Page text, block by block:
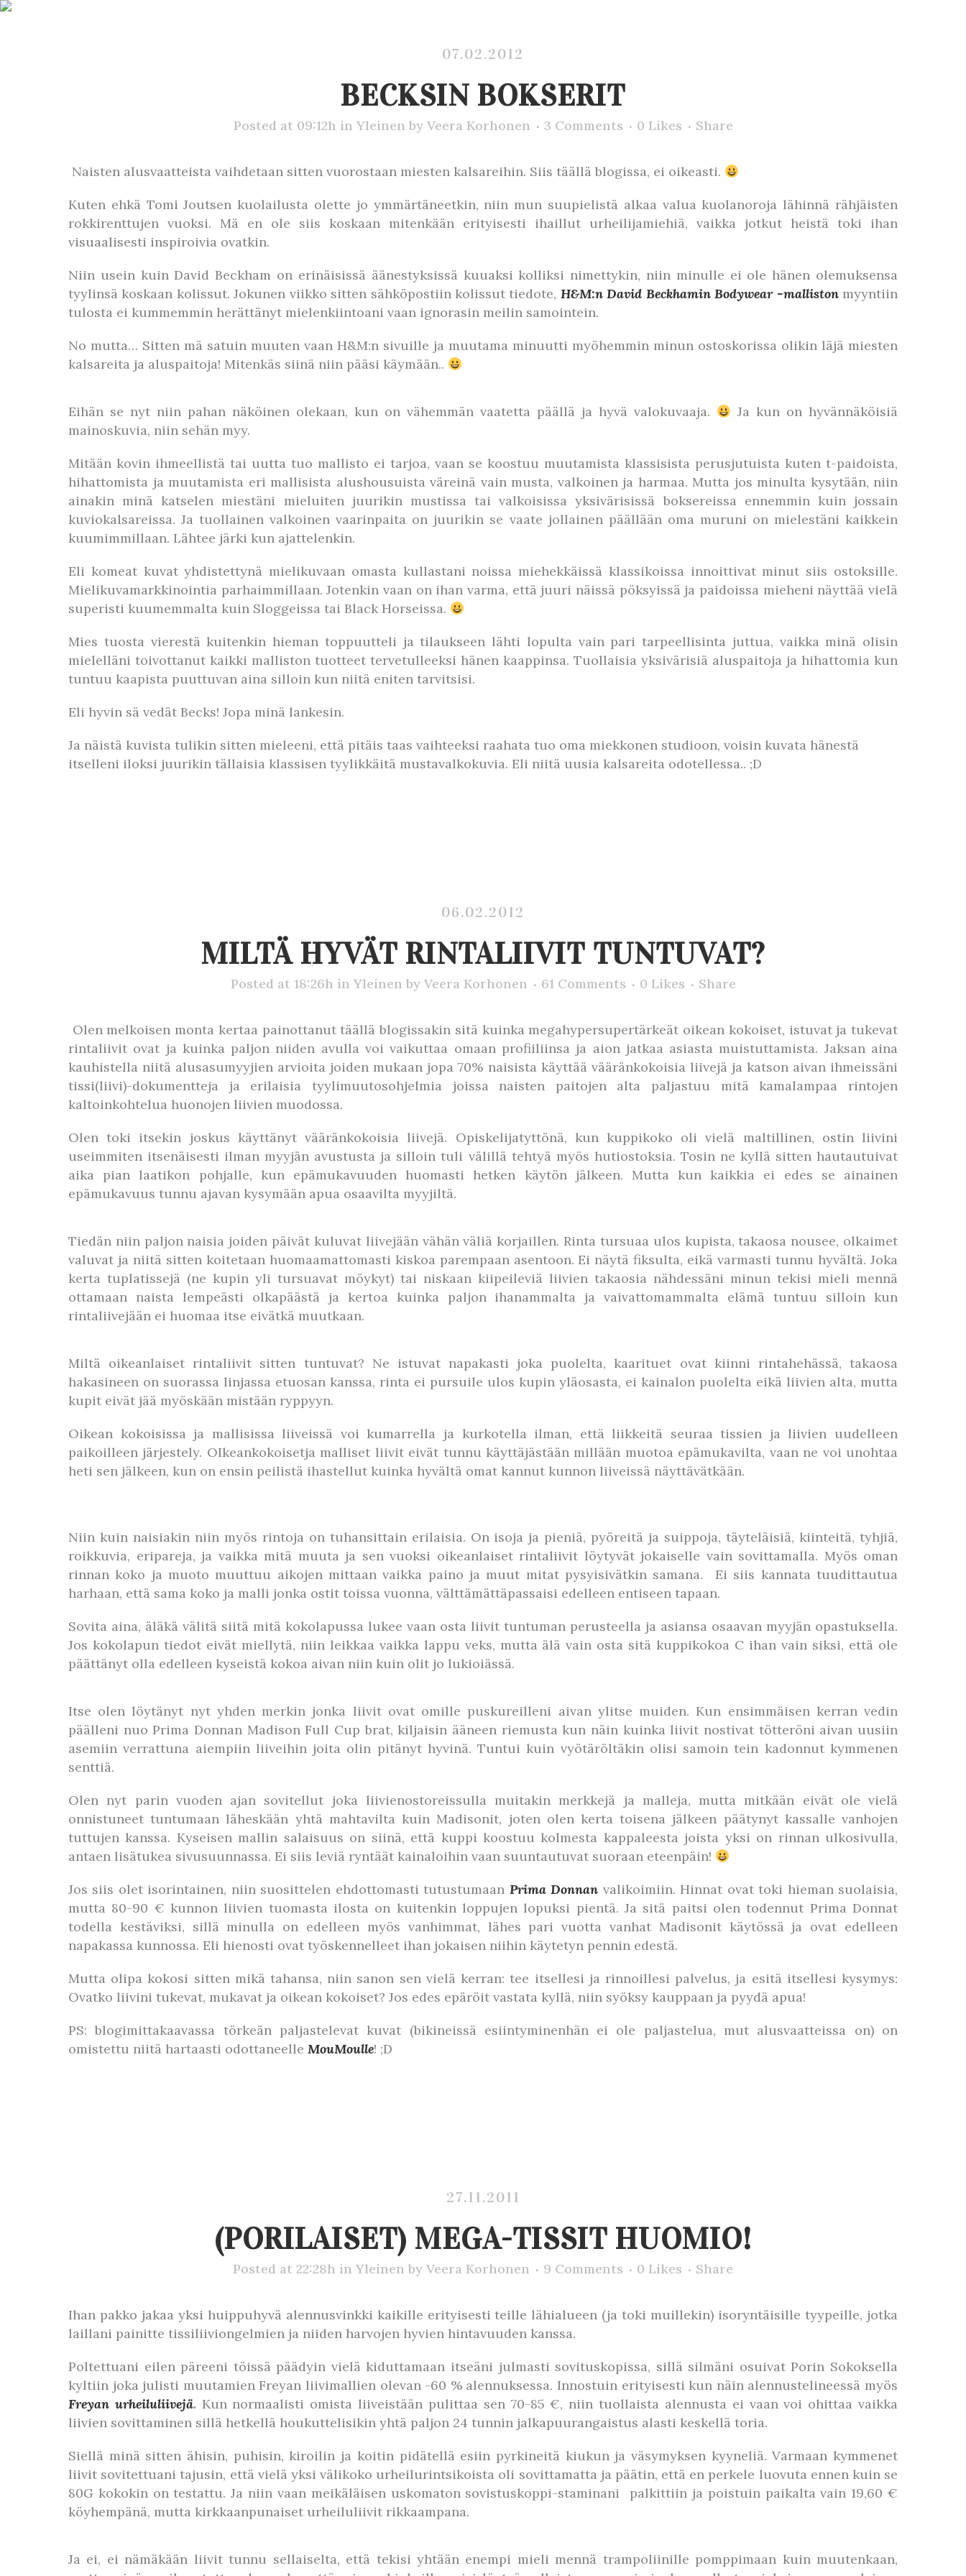
07.02.2012
BECKSIN BOKSERIT
Posted at 09:12h in Yleinen by Veera Korhonen 3 Comments 0 Likes Share
Naisten alusvaatteista vaihdetaan sitten vuorostaan miesten kalsareihin. Siis täällä blogissa, ei oikeasti.
Kuten ehkä Tomi Joutsen kuolailusta olette jo ymmärtäneetkin, niin mun suupielistä alkaa valua kuolanoroja lähinnä rähjäisten
rokkirenttujen vuoksi. Mä en ole siis koskaan mitenkään erityisesti ihaillut urheilijamiehiä, vaikka jotkut heistä toki ihan
visuaalisesti inspiroivia ovatkin.
Niin usein kuin David Beckham on erinäisissä äänestyksissä kuuaksi kolliksi nimettykin, niin minulle ei ole hänen olemuksensa
tyylinsä koskaan kolissut. Jokunen viikko sitten sähköpostiin kolissut tiedote, H&M:n David Beckhamin Bodywear -mallistonmyyntiin
tulosta ei kummemmin herättänyt mielenkiintoani vaan ignorasin meilin samointein.
No mutta… Sitten mä satuin muuten vaan H&M:n sivuille ja muutama minuutti myöhemmin minun ostoskorissa olikin läjä miesten
kalsareita ja aluspaitoja! Mitenkäs siinä niin pääsi käymään..
Eihän se nyt niin pahan näköinen olekaan, kun on vähemmän vaatetta päällä ja hyvä valokuvaaja.
Ja kun on hyvännäköisiä
mainoskuvia, niin sehän myy.
Mitään kovin ihmeellistä tai uutta tuo mallisto ei tarjoa, vaan se koostuu muutamista klassisista perusjutuista kuten t-paidoista,
hihattomista ja muutamista eri mallisista alushousuista väreinä vain musta, valkoinen ja harmaa. Mutta jos minulta kysytään, niin
ainakin minä katselen miestäni mieluiten juurikin mustissa tai valkoisissa yksivärisissä boksereissa ennemmin kuin jossain
kuviokalsareissa. Ja tuollainen valkoinen vaarinpaita on juurikin se vaate jollainen päällään oma muruni on mielestäni kaikkein
kuumimmillaan. Lähtee järki kun ajattelenkin.
Eli komeat kuvat yhdistettynä mielikuvaan omasta kullastani noissa miehekkäissä klassikoissa innoittivat minut siis ostoksille.
Mielikuvamarkkinointia parhaimmillaan. Jotenkin vaan on ihan varma, että juuri näissä pöksyissä ja paidoissa mieheni näyttää vielä
superisti kuumemmalta kuin Sloggeissa tai Black Horseissa.
Mies tuosta vierestä kuitenkin hieman toppuutteli ja tilaukseen lähti lopulta vain pari tarpeellisinta juttua, vaikka minä olisin
mielelläni toivottanut kaikki malliston tuotteet tervetulleeksi hänen kaappinsa. Tuollaisia yksivärisiä aluspaitoja ja hihattomia kun
tuntuu kaapista puuttuvan aina silloin kun niitä eniten tarvitsisi.
Eli hyvin sä vedät Becks! Jopa minä lankesin.
Ja näistä kuvista tulikin sitten mieleeni, että pitäis taas vaihteeksi raahata tuo oma miekkonen studioon, voisin kuvata hänestä
itselleni iloksi juurikin tällaisia klassisen tyylikkäitä mustavalkokuvia. Eli niitä uusia kalsareita odotellessa.. ;D
06.02.2012
MILTÄ HYVÄT RINTALIIVIT TUNTUVAT?
Posted at 18:26h in Yleinen by Veera Korhonen 61 Comments 0 Likes Share
Olen melkoisen monta kertaa painottanut täällä blogissakin sitä kuinka megahypersupertärkeät oikean kokoiset, istuvat ja tukevat
rintaliivit ovat ja kuinka paljon niiden avulla voi vaikuttaa omaan profiiliinsa ja aion jatkaa asiasta muistuttamista. Jaksan aina
kauhistella niitä alusasumyyjien arvioita joiden mukaan jopa 70% naisista käyttää vääränkokoisia liivejä ja katson aivan ihmeissäni
tissi(liivi)-dokumentteja ja erilaisia tyylimuutosohjelmia joissa naisten paitojen alta paljastuu mitä kamalampaa rintojen
kaltoinkohtelua huonojen liivien muodossa.
Olen toki itsekin joskus käyttänyt vääränkokoisia liivejä. Opiskelijatyttönä, kun kuppikoko oli vielä maltillinen, ostin liivini
useimmiten itsenäisesti ilman myyjän avustusta ja silloin tuli välillä tehtyä myös hutiostoksia. Tosin ne kyllä sitten hautautuivat
aika pian laatikon pohjalle, kun epämukavuuden huomasti hetken käytön jälkeen. Mutta kun kaikkia ei edes se ainainen
epämukavuus tunnu ajavan kysymään apua osaavilta myyjiltä.
Tiedän niin paljon naisia joiden päivät kuluvat liivejään vähän väliä korjaillen. Rinta tursuaa ulos kupista, takaosa nousee, olkaimet
valuvat ja niitä sitten koitetaan huomaamattomasti kiskoa parempaan asentoon. Ei näytä fiksulta, eikä varmasti tunnu hyvältä. Joka
kerta tuplatissejä (ne kupin yli tursuavat möykyt) tai niskaan kiipeileviä liivien takaosia nähdessäni minun tekisi mieli mennä
ottamaan naista lempeästi olkapäästä ja kertoa kuinka paljon ihanammalta ja vaivattomammalta elämä tuntuu silloin kun
rintaliivejään ei huomaa itse eivätkä muutkaan.
Miltä oikeanlaiset rintaliivit sitten tuntuvat? Ne istuvat napakasti joka puolelta, kaarituet ovat kiinni rintahehässä, takaosa
hakasineen on suorassa linjassa etuosan kanssa, rinta ei pursuile ulos kupin yläosasta, ei kainalon puolelta eikä liivien alta, mutta
kupit eivät jää myöskään mistään ryppyyn.
Oikean kokoisissa ja mallisissa liiveissä voi kumarrella ja kurkotella ilman, että liikkeitä seuraa tissien ja liivien uudelleen
paikoilleen järjestely. OIkeankokoisetja malliset liivit eivät tunnu käyttäjästään millään muotoa epämukavilta, vaan ne voi unohtaa
heti sen jälkeen, kun on ensin peilistä ihastellut kuinka hyvältä omat kannut kunnon liiveissä näyttävätkään.
Niin kuin naisiakin niin myös rintoja on tuhansittain erilaisia. On isoja ja pieniä, pyöreitä ja suippoja, täyteläisiä, kiinteitä, tyhjiä,
roikkuvia, eripareja, ja vaikka mitä muuta ja sen vuoksi oikeanlaiset rintaliivit löytyvät jokaiselle vain sovittamalla. Myös oman
rinnan koko ja muoto muuttuu aikojen mittaan vaikka paino ja muut mitat pysyisivätkin samana. Ei siis kannata tuudittautua
harhaan, että sama koko ja malli jonka ostit toissa vuonna, välttämättäpassaisi edelleen entiseen tapaan.
Sovita aina, äläkä välitä siitä mitä kokolapussa lukee vaan osta liivit tuntuman perusteella ja asiansa osaavan myyjän opastuksella.
Jos kokolapun tiedot eivät miellytä, niin leikkaa vaikka lappu veks, mutta älä vain osta sitä kuppikokoa C ihan vain siksi, että ole
päättänyt olla edelleen kyseistä kokoa aivan niin kuin olit jo lukioiässä.
Itse olen löytänyt nyt yhden merkin jonka liivit ovat omille puskureilleni aivan ylitse muiden. Kun ensimmäisen kerran vedin
päälleni nuo Prima Donnan Madison Full Cup brat, kiljaisin ääneen riemusta kun näin kuinka liivit nostivat tötteröni aivan uusiin
asemiin verrattuna aiempiin liiveihin joita olin pitänyt hyvinä. Tuntui kuin vyötäröltäkin olisi samoin tein kadonnut kymmenen
senttiä.
Olen nyt parin vuoden ajan sovitellut joka liivienostoreissulla muitakin merkkejä ja malleja, mutta mitkään eivät ole vielä
onnistuneet tuntumaan läheskään yhtä mahtavilta kuin Madisonit, joten olen kerta toisena jälkeen päätynyt kassalle vanhojen
tuttujen kanssa. Kyseisen mallin salaisuus on siinä, että kuppi koostuu kolmesta kappaleesta joista yksi on rinnan ulkosivulla,
antaen lisätukea sivusuunnassa. Ei siis leviä ryntäät kainaloihin vaan suuntautuvat suoraan eteenpäin!
Jos siis olet isorintainen, niin suosittelen ehdottomasti tutustumaan Prima Donnan valikoimiin. Hinnat ovat toki hieman suolaisia,
mutta 80-90 € kunnon liivien tuomasta ilosta on kuitenkin loppujen lopuksi pientä. Ja sitä paitsi olen todennut Prima Donnat
todella kestäviksi, sillä minulla on edelleen myös vanhimmat, lähes pari vuotta vanhat Madisonit käytössä ja ovat edelleen
napakassa kunnossa. Eli hienosti ovat työskennelleet ihan jokaisen niihin käytetyn pennin edestä.
Mutta olipa kokosi sitten mikä tahansa, niin sanon sen vielä kerran: tee itsellesi ja rinnoillesi palvelus, ja esitä itsellesi kysymys:
Ovatko liivini tukevat, mukavat ja oikean kokoiset? Jos edes epäröit vastata kyllä, niin syöksy kauppaan ja pyydä apua!
PS: blogimittakaavassa törkeän paljastelevat kuvat (bikineissä esiintyminenhän ei ole paljastelua, mut alusvaatteissa on) on
omistettu niitä hartaasti odottaneelle MouMoulle! ;D
27.11.2011
(PORILAISET) MEGA-TISSIT HUOMIO!
Posted at 22:28h in Yleinen by Veera Korhonen 9 Comments 0 Likes Share
Ihan pakko jakaa yksi huippuhyvä alennusvinkki kaikille erityisesti teille lähialueen (ja toki muillekin) isoryntäisille tyypeille, jotka
laillani painitte tissiliiviongelmien ja niiden harvojen hyvien hintavuuden kanssa.
Poltettuani eilen päreeni töissä päädyin vielä kiduttamaan itseäni julmasti sovituskopissa, sillä silmäni osuivat Porin Sokoksella
kyltiin joka julisti muutamien Freyan liivimallien olevan -60 % alennuksessa. Innostuin erityisesti kun näin alennustelineessä myös
Freyan urheiluliivejä. Kun normaalisti omista liiveistään pulittaa sen 70-85 €, niin tuollaista alennusta ei vaan voi ohittaa vaikka
liivien sovittaminen sillä hetkellä houkuttelisikin yhtä paljon 24 tunnin jalkapuurangaistus alasti keskellä toria.
Siellä minä sitten ähisin, puhisin, kiroilin ja koitin pidätellä esiin pyrkineitä kiukun ja väsymyksen kyyneliä. Varmaan kymmenet
liivit sovitettuani tajusin, että vielä yksi välikoko urheilurintsikoista oli sovittamatta ja päätin, että en perkele luovuta ennen kuin se
80G kokokin on testattu. Ja niin vaan meikäläisen uskomaton sovistuskoppi-staminani palkittiin ja poistuin paikalta vain 19,60 €
köyhempänä, mutta kirkkaanpunaiset urheiluliivit rikkaampana.
Ja ei, ei nämäkään liivit tunnu sellaiselta, että tekisi yhtään enempi mieli mennä trampoliinille pomppimaan kuin muutenkaan,